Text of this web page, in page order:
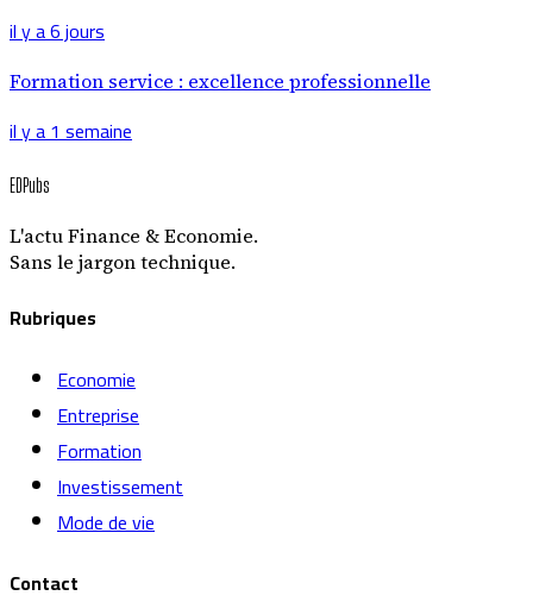
il y a 6 jours
Formation service : excellence professionnelle
il y a 1 semaine
EDPubs
L'actu Finance & Economie.
Sans le jargon technique.
Rubriques
Economie
Entreprise
Formation
Investissement
Mode de vie
Contact